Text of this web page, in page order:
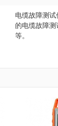
电缆故障测
的电缆故障
等。